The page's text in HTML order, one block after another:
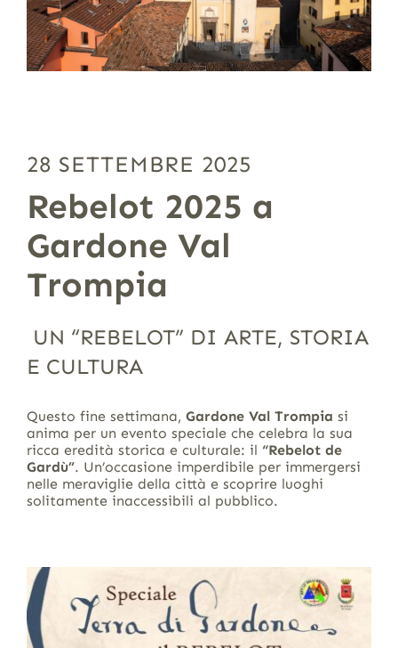
28 SETTEMBRE 2025
Rebelot 2025 a
Gardone Val
Trompia
UN “REBELOT” DI ARTE, STORIA
E CULTURA
Questo fine settimana, Gardone Val Trompia si
anima per un evento speciale che celebra la sua
ricca eredità storica e culturale: il “Rebelot de
Gardù”. Un’occasione imperdibile per immergersi
nelle meraviglie della città e scoprire luoghi
solitamente inaccessibili al pubblico.